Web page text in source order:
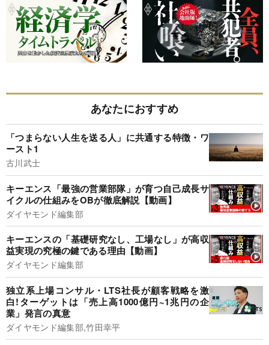
あなたにおすすめ
「つまらない人生を送る人」に共通する特徴・ワ
ースト1
古川武士
キーエンス「最強の営業部隊」が育つ自己成長サ
イクルの仕組みをOBが徹底解説【動画】
ダイヤモンド編集部
キーエンスの「基礎研究なし、工場なし」が高収
益実現の究極の鍵である理由【動画】
ダイヤモンド編集部
独立系上場コンサル・LTS社長が顧客戦略を激
白!ターゲットは「売上高1000億円~1兆円の企
業」発言の真意
ダイヤモンド編集部,竹田幸平